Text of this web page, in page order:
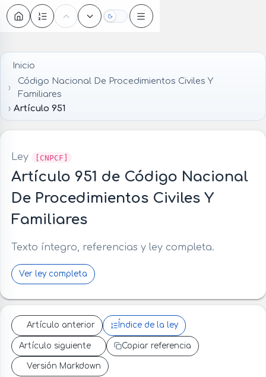
Oscuro
Inicio
Código Nacional De Procedimientos Civiles Y
Familiares
Artículo 951
Ley [CNPCF]
Artículo 951 de Código Nacional
De Procedimientos Civiles Y
Familiares
Texto íntegro, referencias y ley completa.
Ver ley completa
Artículo anterior Índice de la ley
Artículo siguiente Copiar referencia
Versión Markdown